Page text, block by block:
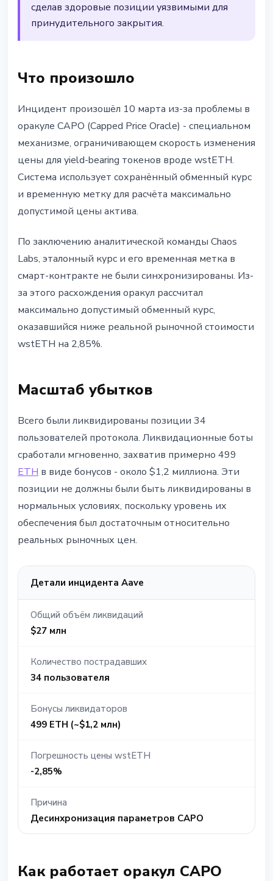
сделав здоровые позиции уязвимыми для
принудительного закрытия.
Что произошло
Инцидент произошёл 10 марта из-за проблемы в
оракуле CAPO (Capped Price Oracle) - специальном
механизме, ограничивающем скорость изменения
цены для yield-bearing токенов вроде wstETH.
Система использует сохранённый обменный курс
и временную метку для расчёта максимально
допустимой цены актива.
По заключению аналитической команды Chaos
Labs, эталонный курс и его временная метка в
смарт-контракте не были синхронизированы. Из-
за этого расхождения оракул рассчитал
максимально допустимый обменный курс,
оказавшийся ниже реальной рыночной стоимости
wstETH на 2,85%.
Масштаб убытков
Всего были ликвидированы позиции 34
пользователей протокола. Ликвидационные боты
сработали мгновенно, захватив примерно 499
ETH в виде бонусов - около $1,2 миллиона. Эти
позиции не должны были быть ликвидированы в
нормальных условиях, поскольку уровень их
обеспечения был достаточным относительно
реальных рыночных цен.
Детали инцидента Aave
Общий объём ликвидаций
$27 млн
Количество пострадавших
34 пользователя
Бонусы ликвидаторов
499 ETH (~$1,2 млн)
Погрешность цены wstETH
-2,85%
Причина
Десинхронизация параметров CAPO
Как работает оракул CAPO